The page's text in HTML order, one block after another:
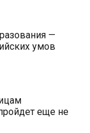
—
умов
еще не